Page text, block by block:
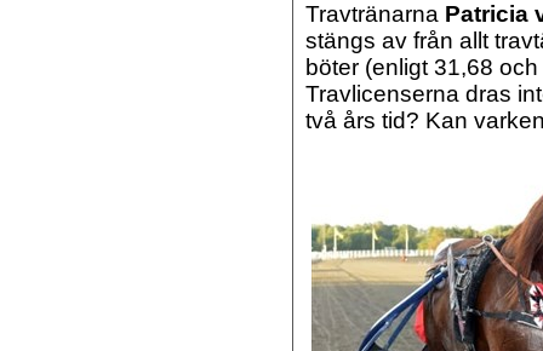
Travtränarna Patricia
stängs av från allt
böter (enligt 31,68 och
Travlicenserna dras
två års tid? Kan